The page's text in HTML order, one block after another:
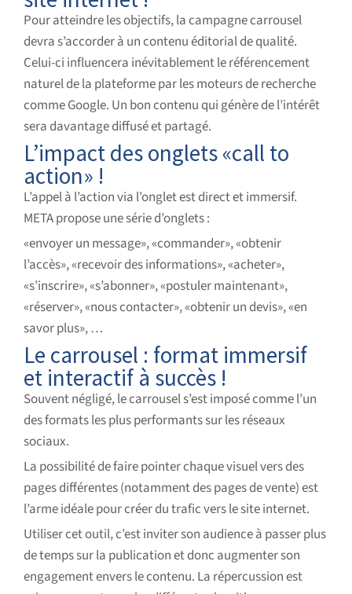
Pour atteindre les objectifs, la campagne carrousel
devra s’accorder à un contenu éditorial de qualité.
Celui-ci influencera inévitablement le référencement
naturel de la plateforme par les moteurs de recherche
comme Google. Un bon contenu qui génère de l’intérêt
sera davantage diffusé et partagé.
L’impact des onglets «call to
action» !
L’appel à l’action via l’onglet est direct et immersif.
META propose une série d’onglets :
«envoyer un message», «commander», «obtenir
l’accès», «recevoir des informations», «acheter»,
«s’inscrire», «s’abonner», «postuler maintenant»,
«réserver», «nous contacter», «obtenir un devis», «en
savor plus», …
Le carrousel : format immersif
et interactif à succès !
Souvent négligé, le carrousel s’est imposé comme l’un
des formats les plus performants sur les réseaux
sociaux.
La possibilité de faire pointer chaque visuel vers des
pages différentes (notamment des pages de vente) est
l’arme idéale pour créer du trafic vers le site internet.
Utiliser cet outil, c’est inviter son audience à passer plus
de temps sur la publication et donc augmenter son
engagement envers le contenu. La répercussion est